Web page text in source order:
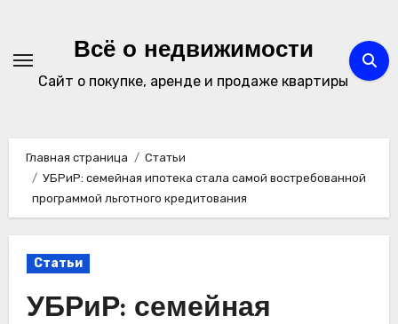
содержимомуВсё о недвижимости
Сайт о покупке, аренде и продаже квартиры
Главная страница
Статьи
УБРиР: семейная ипотека стала самой востребованной
программой льготного кредитования
Статьи
УБРиР: семейная